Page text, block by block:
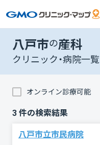
八戸市の産科
クリニック・病院一覧
オンライン診療可能
3 件の検索結果
八戸市立市民病院